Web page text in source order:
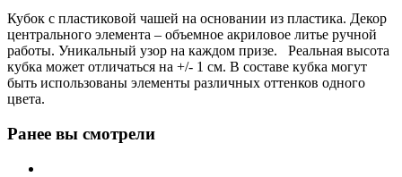
Кубок с пластиковой чашей на основании из пластика. Декор
центрального элемента – объемное акриловое литье ручной
работы. Уникальный узор на каждом призе. Реальная высота
кубка может отличаться на +/- 1 см. В составе кубка могут
быть использованы элементы различных оттенков одного
цвета.
Ранее вы смотрели